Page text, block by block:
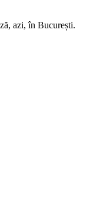
azi, în București.